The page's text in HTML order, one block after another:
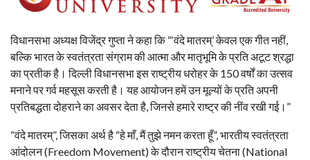
विधानसभा अध्यक्ष विजेंद्र गुप्ता ने कहा कि “‘वंदे मातरम्’ केवल एक गीत नहीं,
बल्कि भारत के स्वतंत्रता संग्राम की आत्मा और मातृभूमि के प्रति अटूट श्रद्धा
का प्रतीक है। दिल्ली विधानसभा इस राष्ट्रीय धरोहर के 150 वर्षों का उत्सव
मनाने पर गर्व महसूस करती है। यह आयोजन हमें उन मूल्यों के प्रति अपनी
प्रतिबद्धता दोहराने का अवसर देता है, जिनसे हमारे राष्ट्र की नींव रखी गई।”
“वंदे मातरम्”, जिसका अर्थ है “हे माँ, मैं तुझे नमन करता हूँ”, भारतीय स्वतंत्रता
आंदोलन (Freedom Movement) के दौरान राष्ट्रीय चेतना (National